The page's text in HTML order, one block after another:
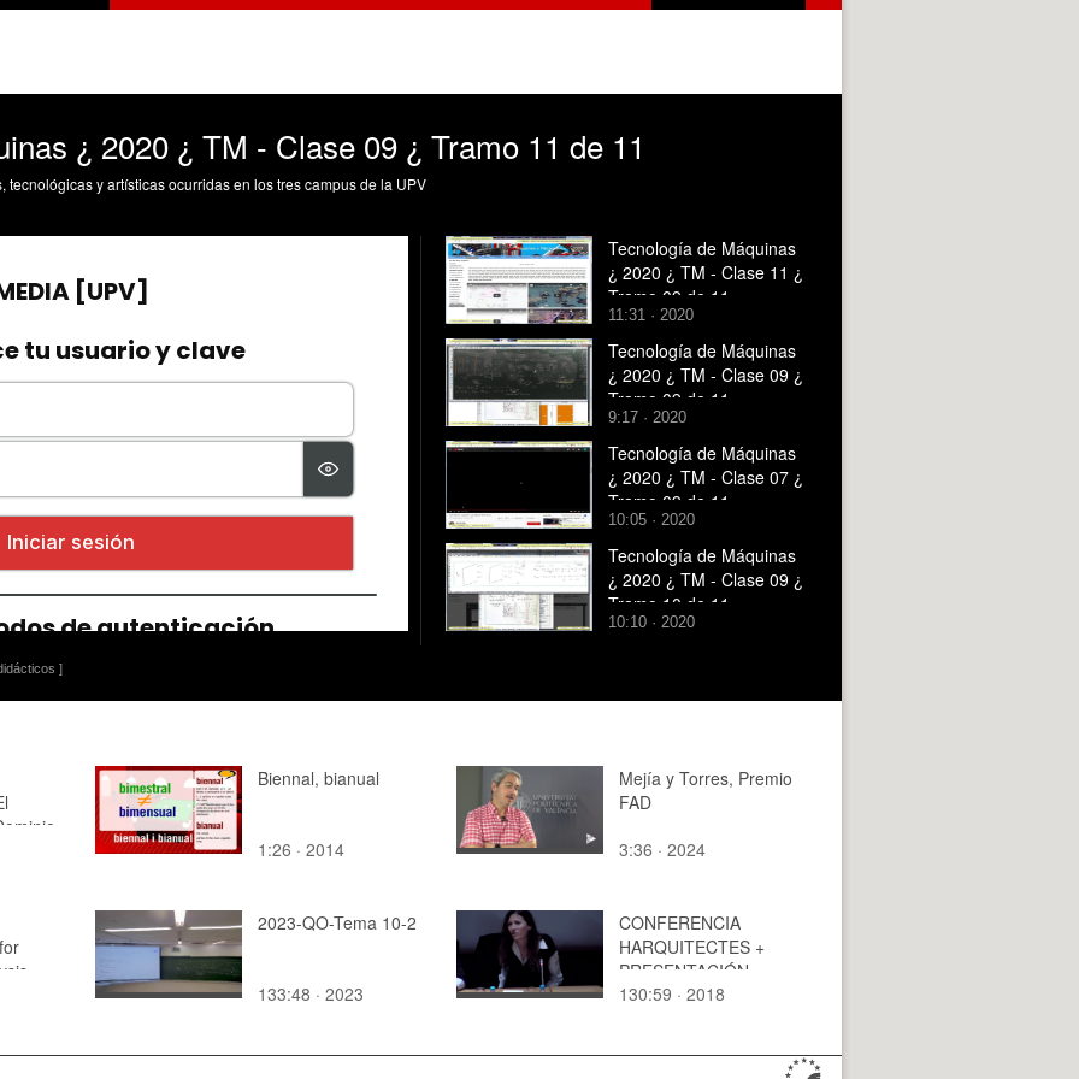
¿ 2020 ¿ TM - Clase 09 ¿ Tramo 11 de 11
y artísticas ocurridas en los tres campus de la UPV
]
Tecnología de Máquinas
¿ 2020 ¿ TM - Clase 11 ¿
Tramo 09 de 11
11:31 · 2020
Tecnología de Máquinas
¿ 2020 ¿ TM - Clase 09 ¿
Tramo 09 de 11
9:17 · 2020
Tecnología de Máquinas
¿ 2020 ¿ TM - Clase 07 ¿
Tramo 09 de 11
10:05 · 2020
Tecnología de Máquinas
¿ 2020 ¿ TM - Clase 09 ¿
Tramo 10 de 11
10:10 · 2020
Biennal, bianual
1:26 · 2014
Mejía y Torres, Premio
FAD
3:36 · 2024
2023-QO-Tema 10-2
133:48 · 2023
CONFERENCIA
HARQUITECTES +
PRESENTACIÓN
CURSO CERÁMICO
130:59 · 2018